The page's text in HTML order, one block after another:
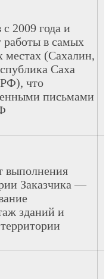
с 2009 года и
в самых
местах (Сахалин,
Саха
РФ), что
письмами
выполнения
Заказчика —
зданий и